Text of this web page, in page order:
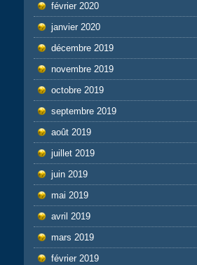
février 2020
janvier 2020
décembre 2019
novembre 2019
octobre 2019
septembre 2019
août 2019
juillet 2019
juin 2019
mai 2019
avril 2019
mars 2019
février 2019